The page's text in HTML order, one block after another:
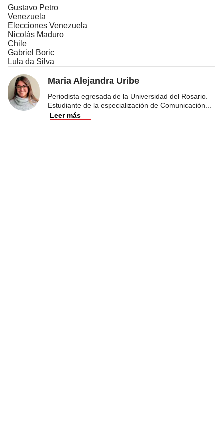
Gustavo Petro
Venezuela
Elecciones Venezuela
Nicolás Maduro
Chile
Gabriel Boric
Lula da Silva
Maria Alejandra Uribe
Periodista egresada de la Universidad del Rosario.
Estudiante de la especialización de Comunicación
Leer más